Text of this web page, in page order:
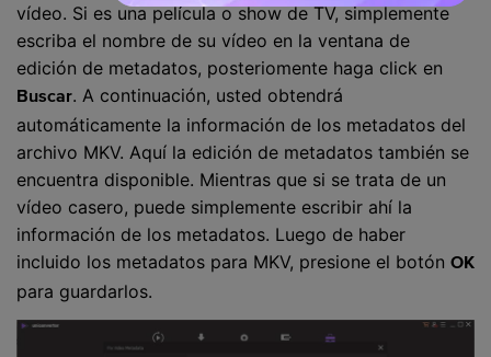
vídeo. Si es una película o show de TV, simplemente
escriba el nombre de su vídeo en la ventana de
edición de metadatos, posteriomente haga click en
Buscar. A continuación, usted obtendrá
automáticamente la información de los metadatos del
archivo MKV. Aquí la edición de metadatos también se
encuentra disponible. Mientras que si se trata de un
vídeo casero, puede simplemente escribir ahí la
información de los metadatos. Luego de haber
incluido los metadatos para MKV, presione el botón OK
para guardarlos.